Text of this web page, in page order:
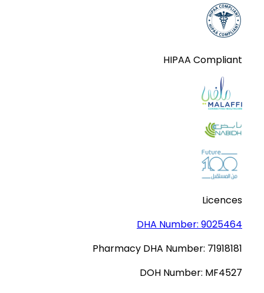
HIPAA Compliant
Licences
DHA Number: 9025464
Pharmacy DHA Number: 71918181
DOH Number: MF4527